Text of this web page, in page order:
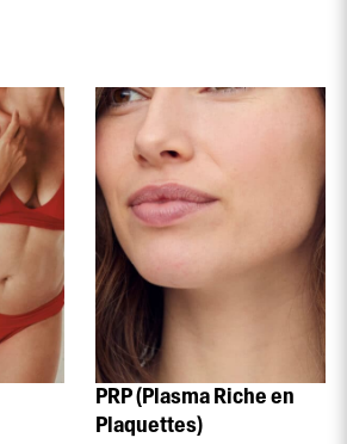
PRP (Plasma Riche en
Plaquettes)